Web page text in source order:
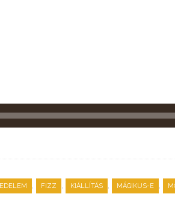
, FIZZ , KIÁLLÍTÁS , MÁGIKUS-E ,